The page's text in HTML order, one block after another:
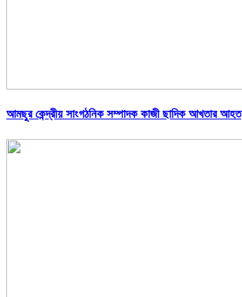
আমছুর কেন্দ্রীয় সাংগঠনিক সম্পাদক কাজী ছাদিক আখতার আহত